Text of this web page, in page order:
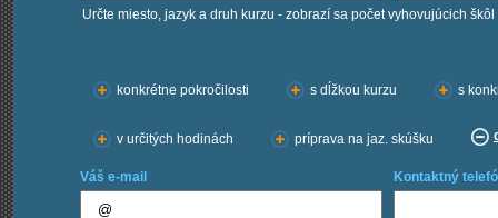
Určte miesto, jazyk a druh kurzu - zobrazí sa počet vyhovujúcich škôl
konkrétne pokročilosti
s dĺžkou kurzu s
v určitých hodinách príprava na jaz. skúšku
Váš e-mail Kontaktný